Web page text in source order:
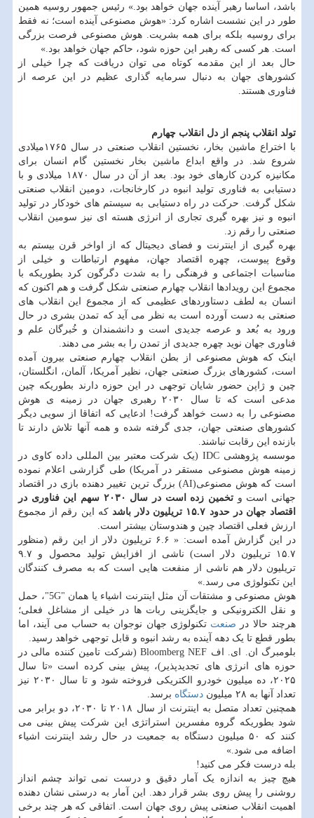
باشد، اساسا رهبر آینده جهان خواهد بود.» رئیس جمهور روسیه همین
طور در این نشست اشاره کرد: «هوش مصنوعی آینده است؛ نه فقط
برای روسیه بلکه برای همه بشریت. هوش مصنوعی فرصت بزرگی
است. هر کسی که رهبر این حوزه شود، حاکم جهان خواهد بود.»
حال بعد از این مقدمه کوتاه می توان دریافت که چرا خیلی از
کشورهای جهان به دنبال سرمایه گذاری عظیم در این عرصه از
فناوری هستند.
تولد انقلاب پنجم از دل انقلاب چهارم
با اختراع ماشین بخار، نخستین انقلاب صنعتی در سال ۱۷۶۵میلادی
شروع شد. در واقع ابداع ماشین بخار نخستین گام انسان برای
مکانیزه کردن کارهای خود بود. بعد از آن در سال ۱۸۷۰ میلادی و با
دستیابی به فناوری تولید انبوه در کارخانجات، دومین انقلاب صنعتی
شکل گرفت. حرکت در راه دستیابی به سیستم های خودکار در تولید
انبوه و نیز بهره گیری تجاری از انرژی هسته ای نیز سومین انقلاب
صنعتی را رقم زد.
بهره گیری از اینترنت و فضای دیجیتال که از اواخر قرن بیستم به
وقوع پیوست، چهره اقتصاد جهان، مفهوم ارتباطات و خیلی از
مناسبات اجتماعی و فرهنگی را به شدت دگرگون کرد بطوریکه با
مجموع این رویدادها انقلاب چهارم صنعتی شکل گرفت و هم اکنون که
انسان به لطف دستاوردهای عظیمی که از مجموع این انقلاب های
صنعتی به دست آورده است به نظر می آید که تمدن بشری در حال
ورود به بُعد و عرصه جدیدی است و دانشمندان و خُبرگان علم و
فناوری جهان نوید چهره جدیدی از تمدن را به بشر می دهند.
اینک که هوش مصنوعی از بطن انقلاب چهارم صنعتی بیرون آمده
است، کشورهای بزرگ صنعتی جهان، نظیر آمریکا، آلمان، انگلستان،
چین و ژاپن حضور شایان توجهی در این حوزه دارند بطوریکه چین
مدعی است که تا سال ۲۰۳۰ رهبری جهان در زمینه ی هوش
مصنوعی را به دست خواهد گرفت! ادعایی که اتفاقا از سویی دیگر
کشورهای صنعتی جهان، جدی گرفته شده و همه آنها تلاش دارند تا
بازنده این رقابت نباشند.
موسسه پژوهشی IDC (یک شرکت معتبر بین المللی داده کاوی در
زمینه هوش مصنوعی مستقر در آمریکا) طی گزارشی اعلام نموده
است که هوش مصنوعی(AI) بزرگ ترین تغییر دهنده بازی در اقتصاد
جهانی است و
تخمین زده است در سال ۲۰۳۰ سهم این فناوری در
اقتصاد جهان در حدود ۱۵.۷ تریلیون دلار باشد
که این رقم از مجموع
ارزش فعلی اقتصاد چین و هندوستان بیشتر است.
در این گزارش آمده است: « ۶.۶ تریلیون دلار از این رقم (منظور
۱۵.۷ تریلیون دلار است) ناشی از افزایش تولید محصول و ۹.۷
تریلیون دلار هم ناشی از منفعت هایی است که به مصرف کنندگان
این تکنولوژی می رسد.»
هوش مصنوعی و مشتقات آن مثل اینترنت اشیاء یا همان "5G"، حمل
و نقل الکترونیکی و جایگزینی ربات ها در خیلی از مشاغل فعلی؛
هرچند حالا در صنعت تکنولوژی جهان نوجوان به حساب می آیند، اما
بطور قطع تا یک دهه آینده به رشد انبوه و قابل توجهی خواهد رسید.
بلومبرگ ان. ای. اف Bloomberg NEF (شرکت تامین کننده مالی در
حوزه های انرژی های تجدیدپذیر)، پیش بینی کرده است «تا سال
۲۰۲۵، ده میلیون خودرو الکتریکی فروخته شود و تا سال ۲۰۳۰ نیز
تعداد آنها به ۲۸ میلیون
دستگاه برسد.
همچنین تعداد متصل به اینترنت از سال ۲۰۱۸ تا ۲۰۳۰، دو برابر می
شود بطوریکه گروه مفسرین استراتژی این شرکت پیش بینی می
کنند که ۵۰ میلیون دستگاه به جمعیت در حال رشد اینترنت اشیاء
اضافه می شود.»
بله درست فکر می کنید!
هیچ چیز به اندازه یک آمار دقیق و درست نمی تواند چشم انداز
روشنی را پیش روی بشر قرار دهد. این آمار به درستی نشان دهنده
اهمیت انقلاب صنعتی پیش روی جهان است. اتفاقی که هر چند برخی